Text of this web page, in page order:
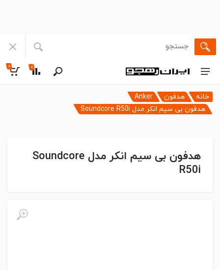
۰ ۰
خانه هدفون
Anker
هدفون بی سیم انکر مدل Soundcore R50i
هدفون بی سیم انکر مدل Soundcore
R50i